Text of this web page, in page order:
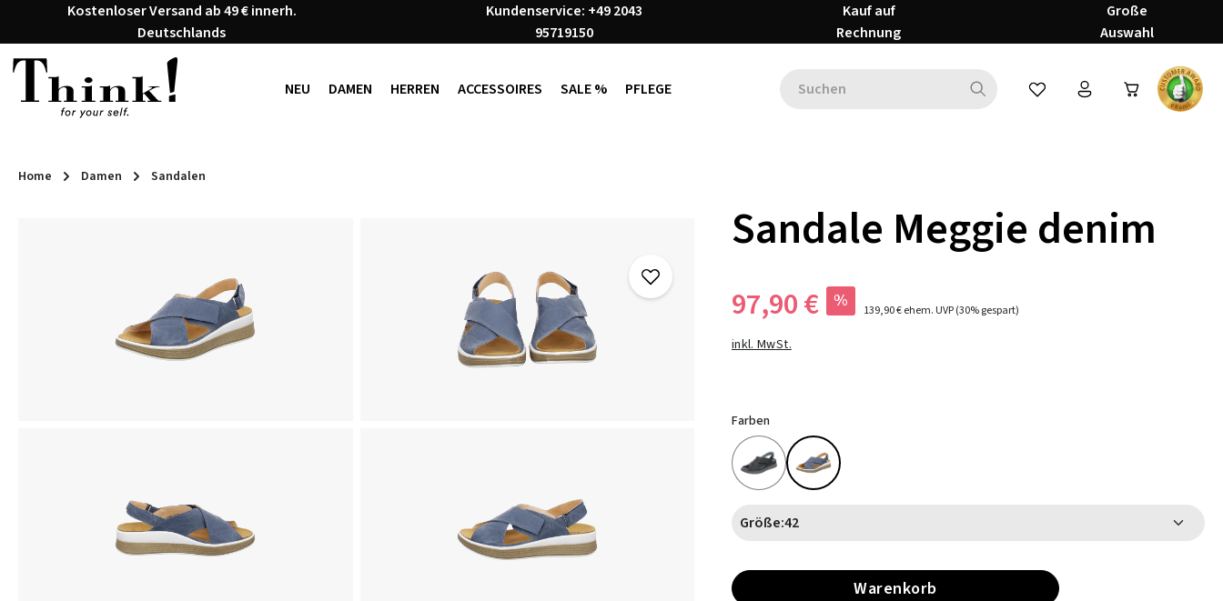
Hauptinhalt springen
Zur Suche springen
Zur Hauptnavigation springen
Kostenloser Versand ab 49 € innerh.
Deutschlands
Kundenservice: +49 2043
95719150
Kauf auf
Rechnung
Große
Auswahl
NEU DAMEN HERREN ACCESSOIRES SALE % PFLEGE Du hast 0 Produkte auf dem
Home Damen Sandalen
Sandale Meggie denim
97,90 € % 139,90 €ehem. UVP(30% gespart)
inkl. MwSt.
Farben
Größe:42
Warenkorb